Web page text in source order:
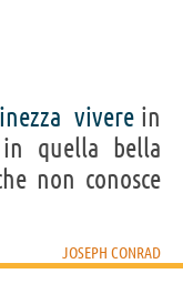
vivere in
quella bella
non conosce
JOSEPH CONRAD